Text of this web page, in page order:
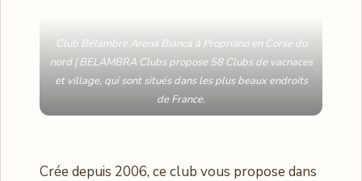
Club Bélambre Arena Bianca à Propriano en Corse du
nord | BELAMBRA Clubs propose 58 Clubs de vacnaces
et village, qui sont situés dans les plus beaux endroits
de France.
Crée depuis 2006, ce club vous propose dans